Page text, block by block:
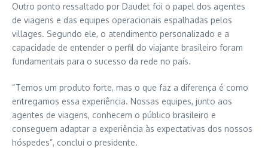
Outro ponto ressaltado por Daudet foi o papel dos agentes
de viagens e das equipes operacionais espalhadas pelos
villages. Segundo ele, o atendimento personalizado e a
capacidade de entender o perfil do viajante brasileiro foram
fundamentais para o sucesso da rede no país.
“Temos um produto forte, mas o que faz a diferença é como
entregamos essa experiência. Nossas equipes, junto aos
agentes de viagens, conhecem o público brasileiro e
conseguem adaptar a experiência às expectativas dos nossos
hóspedes”, conclui o presidente.